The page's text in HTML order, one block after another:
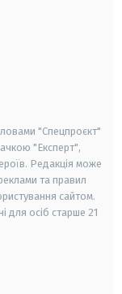
"Спецпроєкт"
"Експерт",
Редакція може
та правил
сайтом.
для осіб старше 21